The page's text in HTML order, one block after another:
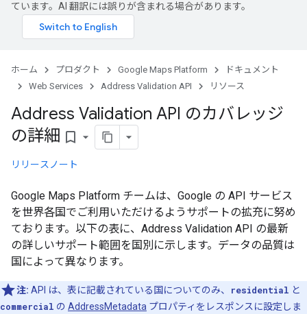
ています。AI 翻訳には誤りが含まれる場合があります。
ホーム プロダクト Google Maps Platform
ドキュメント
Web Services
Address Validation API リソース
Address Validation API のカバレッジ
の詳細 bookmark_border
リリースノート
Google Maps Platform チームは、Google の API サービス
を世界各国でご利用いただけるようサポートの拡充に努め
ております。以下の表に、Address Validation API の最新
の詳しいサポート範囲を国別に示します。データの品質は
国によって異なります。
注: API は、表に記載されている国についてのみ、 residential と
commercial の AddressMetadata プロパティをレスポンスに設定しま